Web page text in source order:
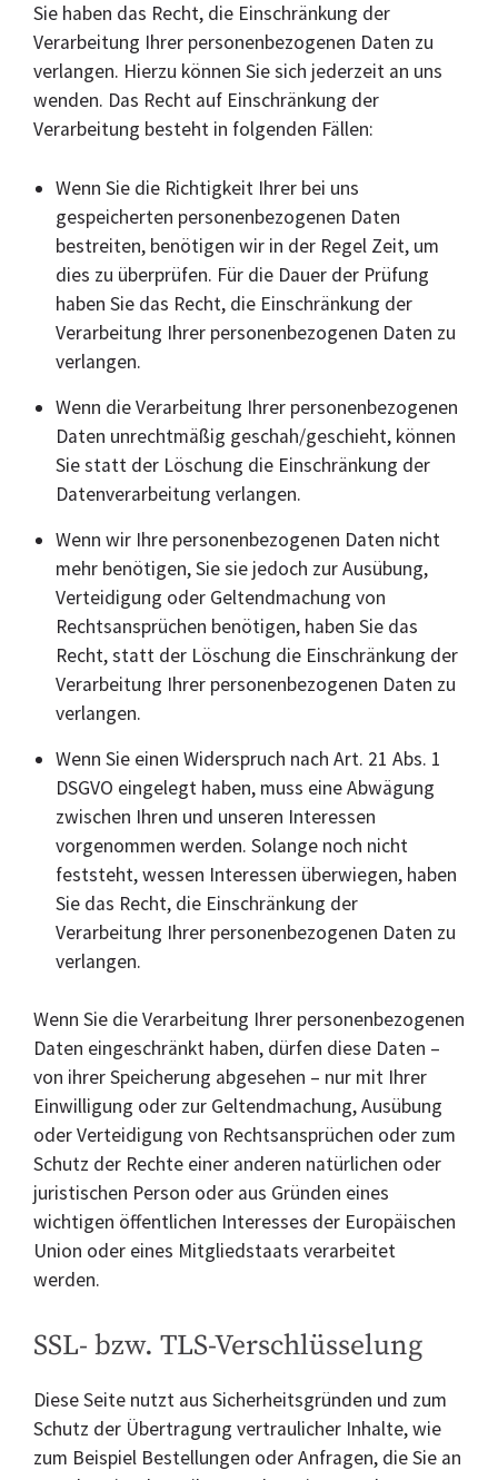
Sie haben das Recht, die Einschränkung der
Verarbeitung Ihrer personenbezogenen Daten zu
verlangen. Hierzu können Sie sich jederzeit an uns
wenden. Das Recht auf Einschränkung der
Verarbeitung besteht in folgenden Fällen:
Wenn Sie die Richtigkeit Ihrer bei uns
gespeicherten personenbezogenen Daten
bestreiten, benötigen wir in der Regel Zeit, um
dies zu überprüfen. Für die Dauer der Prüfung
haben Sie das Recht, die Einschränkung der
Verarbeitung Ihrer personenbezogenen Daten zu
verlangen.
Wenn die Verarbeitung Ihrer personenbezogenen
Daten unrechtmäßig geschah/geschieht, können
Sie statt der Löschung die Einschränkung der
Datenverarbeitung verlangen.
Wenn wir Ihre personenbezogenen Daten nicht
mehr benötigen, Sie sie jedoch zur Ausübung,
Verteidigung oder Geltendmachung von
Rechtsansprüchen benötigen, haben Sie das
Recht, statt der Löschung die Einschränkung der
Verarbeitung Ihrer personenbezogenen Daten zu
verlangen.
Wenn Sie einen Widerspruch nach Art. 21 Abs. 1
DSGVO eingelegt haben, muss eine Abwägung
zwischen Ihren und unseren Interessen
vorgenommen werden. Solange noch nicht
feststeht, wessen Interessen überwiegen, haben
Sie das Recht, die Einschränkung der
Verarbeitung Ihrer personenbezogenen Daten zu
verlangen.
Wenn Sie die Verarbeitung Ihrer personenbezogenen
Daten eingeschränkt haben, dürfen diese Daten –
von ihrer Speicherung abgesehen – nur mit Ihrer
Einwilligung oder zur Geltendmachung, Ausübung
oder Verteidigung von Rechtsansprüchen oder zum
Schutz der Rechte einer anderen natürlichen oder
juristischen Person oder aus Gründen eines
wichtigen öffentlichen Interesses der Europäischen
Union oder eines Mitgliedstaats verarbeitet
werden.
SSL- bzw. TLS-Verschlüsselung
Diese Seite nutzt aus Sicherheitsgründen und zum
Schutz der Übertragung vertraulicher Inhalte, wie
zum Beispiel Bestellungen oder Anfragen, die Sie an